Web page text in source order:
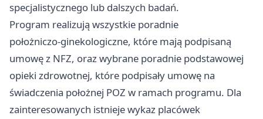
specjalistycznego lub dalszych badań.
Program realizują wszystkie poradnie
położniczo‑ginekologiczne, które mają podpisaną
umowę z NFZ, oraz wybrane poradnie podstawowej
opieki zdrowotnej, które podpisały umowę na
świadczenia położnej POZ w ramach programu. Dla
zainteresowanych istnieje wykaz placówek